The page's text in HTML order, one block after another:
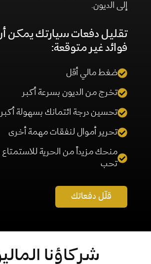
إلى الديون.
تقليل دفعات سيارتك يمكن
فوائد غير متوقعة:
ضغط مالي أقل
تخرج من الديون بسرعة أكبر
تحسين درجة ائتمانك بسهولة أكبر
تحرير أموال لنفقات مهمة أخرى
منحك مزيداً من الحرية للاستمتاع
تحب
قلّل دفعاتك
شركاؤنا